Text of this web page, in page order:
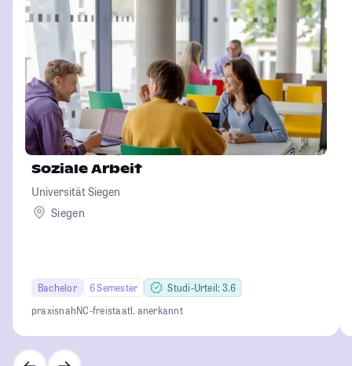
Soziale Arbeit
Universität Siegen
Siegen
Bachelor 6 Semester
Studi-Urteil: 3.6
praxisnahNC-freistaatl. anerkannt